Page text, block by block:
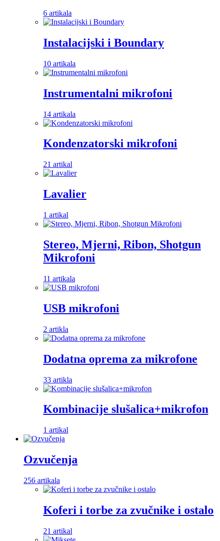
6 artikala
Instalacijski i Boundary
10 artikala
Instrumentalni mikrofoni
14 artikala
Kondenzatorski mikrofoni
21 artikal
Lavalier
1 artikal
Stereo, Mjerni, Ribon, Shotgun
Mikrofoni
11 artikala
USB mikrofoni
2 artikla
Dodatna oprema za mikrofone
33 artikla
Kombinacije slušalica+mikrofon
1 artikal
Ozvučenja
256 artikala
Koferi i torbe za zvučnike i ostalo
21 artikal